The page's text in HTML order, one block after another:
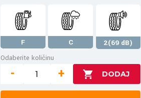
F C
2(69 dB)
Odaberite količinu
- +